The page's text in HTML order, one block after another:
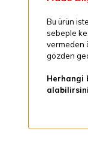
Bu ürün
sebeple
vermeden
gözden
Herhangi